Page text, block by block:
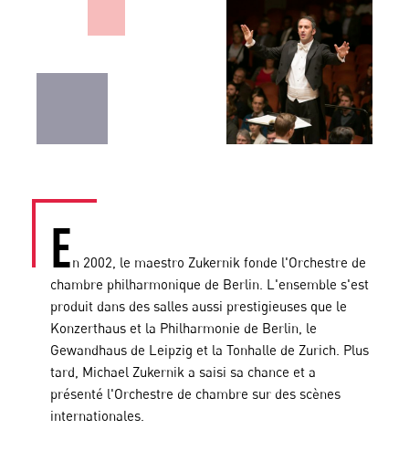
En 2002, le maestro Zukernik fonde l'Orchestre de
chambre philharmonique de Berlin. L'ensemble s'est
produit dans des salles aussi prestigieuses que le
Konzerthaus et la Philharmonie de Berlin, le
Gewandhaus de Leipzig et la Tonhalle de Zurich. Plus
tard, Michael Zukernik a saisi sa chance et a
présenté l'Orchestre de chambre sur des scènes
internationales.